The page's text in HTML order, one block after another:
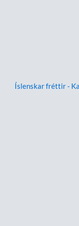
Íslenskar fréttir -